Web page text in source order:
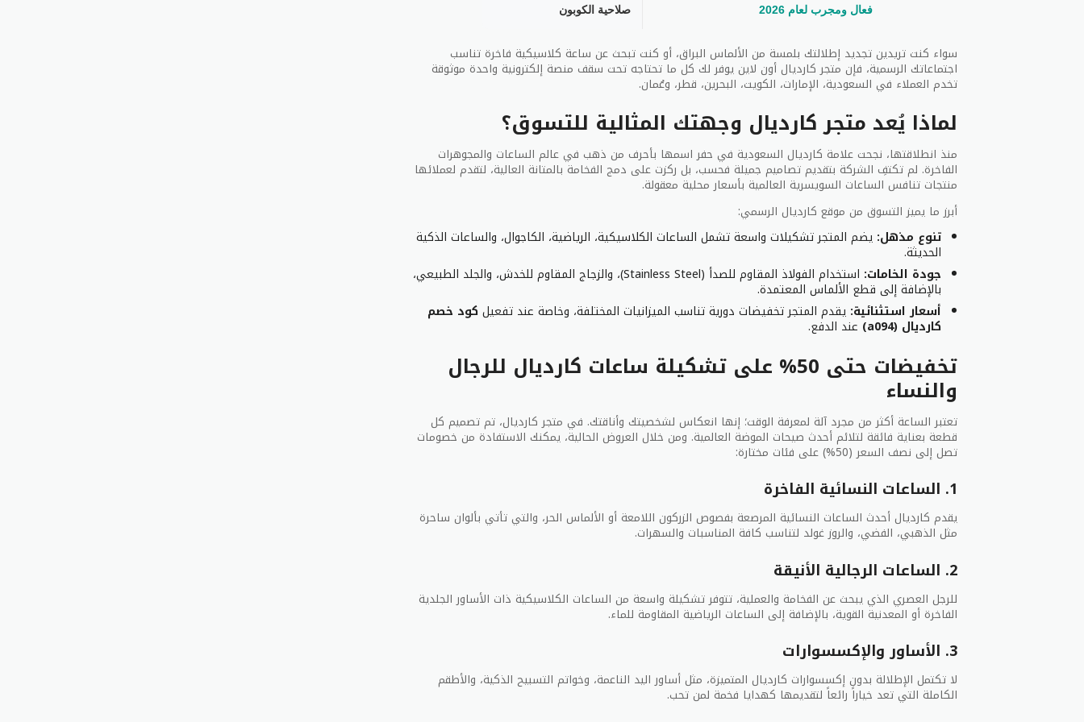
cc@cardial.sa
سياسة الإرجاع والاستبدال المرنة
أن تكون المنتجات غير مستخدمة وفي حالتها الأصلية.
أن يتم إرجاع المنتج داخل الصندوق الأصلي ومرفقًا ببطاقة الضمان وكافة الملحقات.
يتحمل العميل رسوم إعادة الشحن إلى المتجر، ويتم تتبع الطلب وإعادة المبلغ إلى حساب العميل فور تأكيد
الفحص.
صلاحية الكوبون فعال ومجرب لعام 2026
سواء كنت تريدين تجديد إطلالتك بلمسة من الألماس البراق، أو كنت تبحث عن ساعة كلاسيكية فاخرة تناسب
اجتماعاتك الرسمية، فإن متجر كارديال أون لاين يوفر لك كل ما تحتاجه تحت سقف منصة إلكترونية واحدة موثوقة
تخدم العملاء في السعودية، الإمارات، الكويت، البحرين، قطر، وعُمان.
لماذا يُعد متجر كارديال وجهتك المثالية للتسوق؟
منذ انطلاقتها، نجحت علامة كارديال السعودية في حفر اسمها بأحرف من ذهب في عالم الساعات والمجوهرات
الفاخرة. لم تكتفِ الشركة بتقديم تصاميم جميلة فحسب، بل ركزت على دمج الفخامة بالمتانة العالية، لتقدم لعملائها
منتجات تنافس الساعات السويسرية العالمية بأسعار محلية معقولة.
أبرز ما يميز التسوق من موقع كارديال الرسمي:
تنوع مذهل: يضم المتجر تشكيلات واسعة تشمل الساعات الكلاسيكية، الرياضية، الكاجوال، والساعات الذكية
الحديثة.
جودة الخامات:
استخدام الفولاذ المقاوم للصدأ (Stainless Steel)، والزجاج المقاوم للخدش، والجلد الطبيعي،
بالإضافة إلى قطع الألماس المعتمدة.
أسعار استثنائية: يقدم المتجر تخفيضات دورية تناسب الميزانيات المختلفة، وخاصة عند تفعيل كود خصم
كارديال (a094) عند الدفع.
تخفيضات حتى 50% على تشكيلة ساعات كارديال للرجال
والنساء
تعتبر الساعة أكثر من مجرد آلة لمعرفة الوقت؛ إنها انعكاس لشخصيتك وأناقتك. في متجر كارديال، تم تصميم كل
قطعة بعناية فائقة لتلائم أحدث صيحات الموضة العالمية. ومن خلال العروض الحالية، يمكنك الاستفادة من خصومات
تصل إلى نصف السعر (50%) على فئات مختارة:
1. الساعات النسائية الفاخرة
يقدم كارديال أحدث الساعات النسائية المرصعة بفصوص الزركون اللامعة أو الألماس الحر، والتي تأتي بألوان ساحرة
مثل الذهبي، الفضي، والروز غولد لتناسب كافة المناسبات والسهرات.
2. الساعات الرجالية الأنيقة
للرجل العصري الذي يبحث عن الفخامة والعملية، تتوفر تشكيلة واسعة من الساعات الكلاسيكية ذات الأساور الجلدية
الفاخرة أو المعدنية القوية، بالإضافة إلى الساعات الرياضية المقاومة للماء.
3. الأساور والإكسسوارات
لا تكتمل الإطلالة بدون إكسسوارات كارديال المتميزة، مثل أساور اليد الناعمة، وخواتم التسبيح الذكية، والأطقم
الكاملة التي تعد خياراً رائعاً لتقديمها كهدايا فخمة لمن تحب.